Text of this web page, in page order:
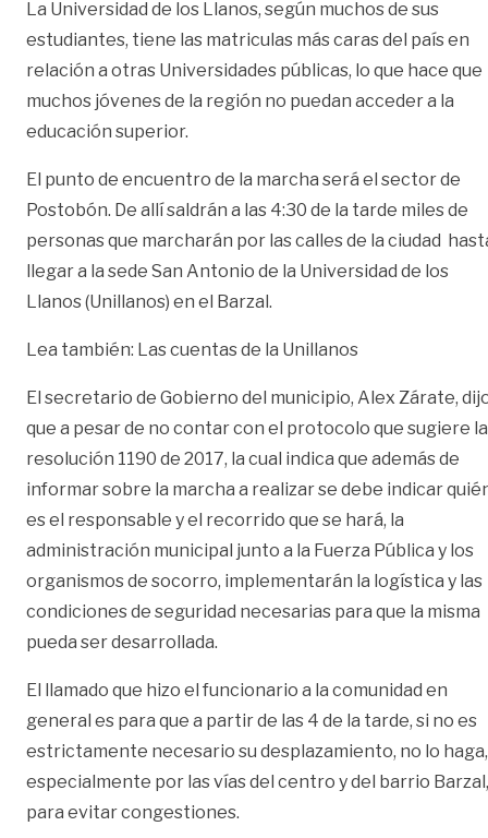
La Universidad de los Llanos, según muchos de sus
estudiantes, tiene las matriculas más caras del país en
relación a otras Universidades públicas, lo que hace que
muchos jóvenes de la región no puedan acceder a la
educación superior.
El punto de encuentro de la marcha será el sector de
Postobón. De allí saldrán a las 4:30 de la tarde miles de
personas que marcharán por las calles de la ciudad
llegar a la sede San Antonio de la Universidad de los
Llanos (Unillanos) en el Barzal.
Lea también: Las cuentas de la Unillanos
El secretario de Gobierno del municipio, Alex Zárate,
que a pesar de no contar con el protocolo que sugiere la
resolución 1190 de 2017, la cual indica que además de
informar sobre la marcha a realizar se debe indicar
es el responsable y el recorrido que se hará, la
administración municipal junto a la Fuerza Pública y los
organismos de socorro, implementarán la logística y las
condiciones de seguridad necesarias para que la misma
pueda ser desarrollada.
El llamado que hizo el funcionario a la comunidad en
general es para que a partir de las 4 de la tarde, si no es
estrictamente necesario su desplazamiento, no lo haga,
especialmente por las vías del centro y del barrio Barzal,
para evitar congestiones.